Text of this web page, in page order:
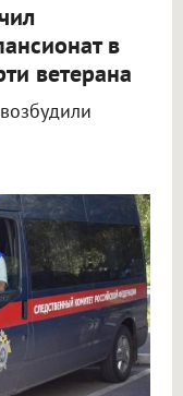
в
ветерана